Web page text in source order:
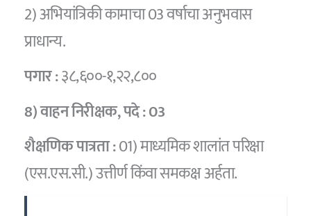
2) अभियांत्रिकी कामाचा 03 वर्षाचा अनुभवास
प्राधान्य.
पगार :३८,६००-१,२२,८००
8) वाहन निरीक्षक,पदे :03
शैक्षणिक पात्रता :01) माध्यमिक शालांत परिक्षा
(एस.एस.सी.) उत्तीर्ण किंवा समकक्ष अर्हता.